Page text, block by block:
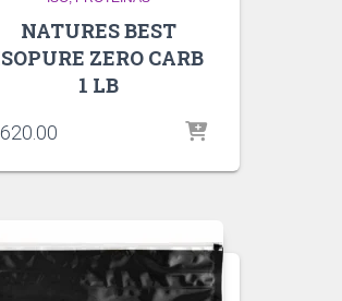
NATURES BEST
ZERO CARB
1 LB
620.00